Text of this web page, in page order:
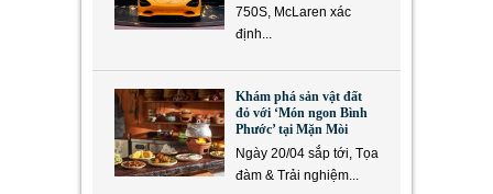
750S, McLaren xác
định...
Khám phá sản vật đất
đỏ với ‘Món ngon Bình
Phước’ tại Mặn Mòi
Ngày 20/04 sắp tới, Tọa
đàm & Trải nghiệm...